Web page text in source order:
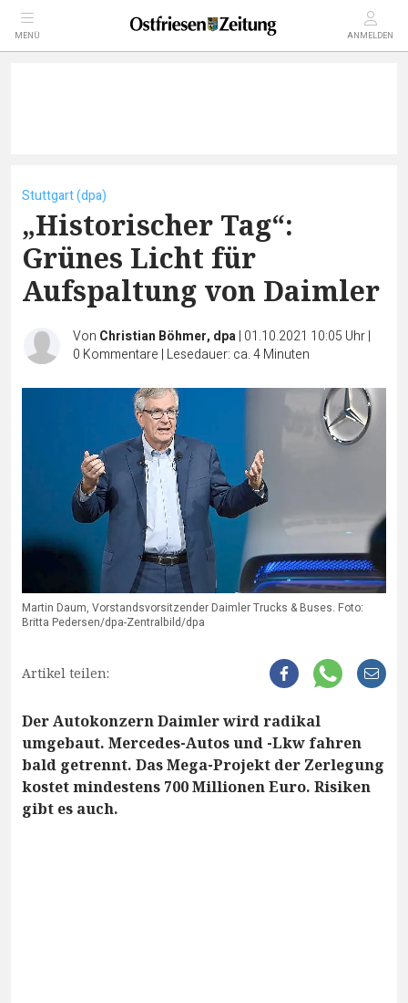
MENÜ ANMELDEN
Stuttgart (dpa)
„Historischer Tag“:
Grünes Licht für
Aufspaltung von Daimler
Von Christian Böhmer, dpa| 01.10.2021 10:05 Uhr|
0 Kommentare | Lesedauer: ca. 4 Minuten
Martin Daum, Vorstandsvorsitzender Daimler Trucks & Buses. Foto:
Britta Pedersen/dpa-Zentralbild/dpa
Artikel teilen:
Der Autokonzern Daimler wird radikal
umgebaut. Mercedes-Autos und -Lkw fahren
bald getrennt. Das Mega-Projekt der Zerlegung
kostet mindestens 700 Millionen Euro. Risiken
gibt es auch.